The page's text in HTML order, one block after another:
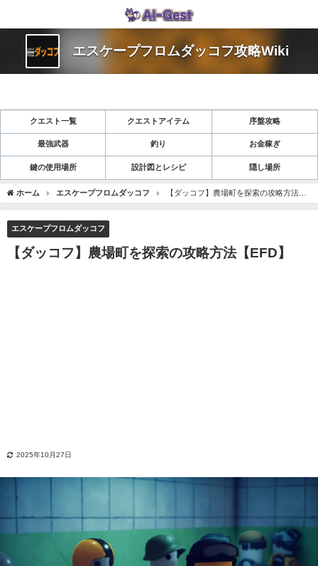
エスケープフロムダッコフ攻略Wiki
クエスト一覧 クエストアイテム 序盤攻略
最強武器 釣り お金稼ぎ
鍵の使用場所 設計図とレシピ 隠し場所
ホーム エスケープフロムダッコフ
【ダッコフ】農場町を探索の攻略方法
【EFD】
エスケープフロムダッコフ
【ダッコフ】農場町を探索の攻略方法【EFD】
2025年10月27日